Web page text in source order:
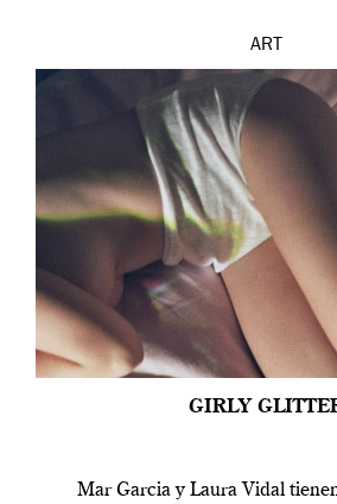
ART
GIRLY
Mar Garcia y Laura Vidal